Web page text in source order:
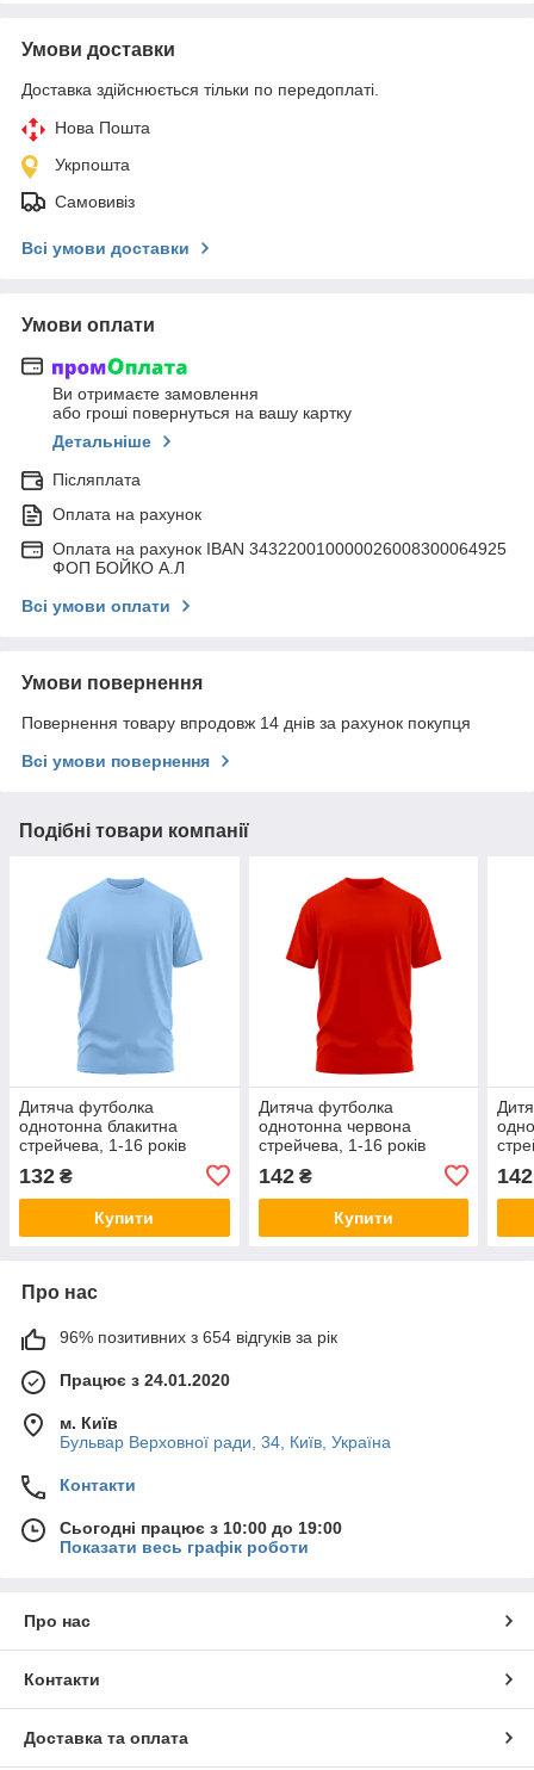
Умови доставки
Доставка здійснюється тільки по передоплаті.
Нова Пошта
Укрпошта
Самовивіз
Всі умови доставки
Умови оплати
Ви отримаєте замовлення
або гроші повернуться на вашу картку
Детальніше
Післяплата
Оплата на рахунок
Оплата на рахунок IBAN 343220010000026008300064925
ФОП БОЙКО А.Л
Всі умови оплати
Умови повернення
Повернення товару впродовж 14 днів за рахунок покупця
Всі умови повернення
Подібні товари компанії
Дитяча футболка
однотонна блакитна
стрейчева, 1-16 років
132 ₴
Купити
Дитяча футболка
однотонна червона
стрейчева, 1-16 років
142₴
Купити
142
Про нас
96% позитивних з 654 відгуків за рік
Працює з 24.01.2020
м. Київ
Бульвар Верховної ради, 34, Київ, Україна
Контакти
Сьогодні працює з 10:00 до 19:00
Показати весь графік роботи
Про нас
Контакти
Доставка та оплата